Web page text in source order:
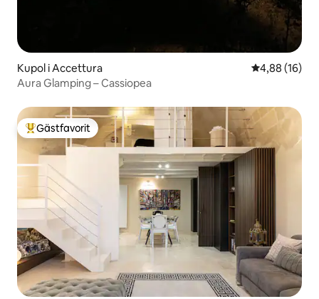
Kupol i Accettura 4,88 av 5 i
4,88 (16)
Aura Glamping – Cassiopea
Populär gästfavorit
Gästfavorit